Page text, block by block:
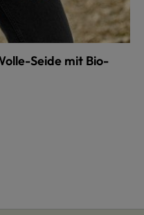
Seide mit Bio-